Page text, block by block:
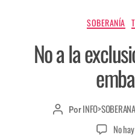
SOBERANÍA
No a la
PorINFO>SOBERANA
No